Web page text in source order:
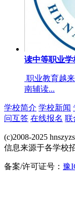
读中等职业学
职业教育越
南辅读...
学校简介 学校新闻
问互答 在线报名 联
(c)2008-2025
信息来源于各学校
备案/许可证号： 豫